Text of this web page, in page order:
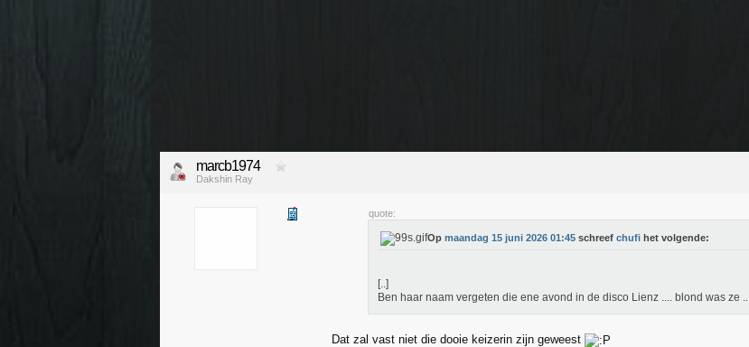
marcb1974
Dakshin Ray
quote:
Op maandag 15 juni 2026 01:45 schreef chufi het volgende:
[..]
Ben haar naam vergeten die ene avond in de disco Lienz .... blond was ze ..
Dat zal vast niet die dooie keizerin zijn geweest